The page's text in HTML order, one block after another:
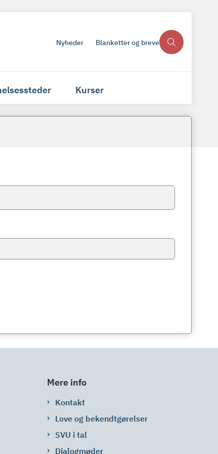
Nyheder Blanketter og breve
Kurser
Mere info
Kontakt
Love og bekendtgørelser
SVU i tal
Dialogmøder